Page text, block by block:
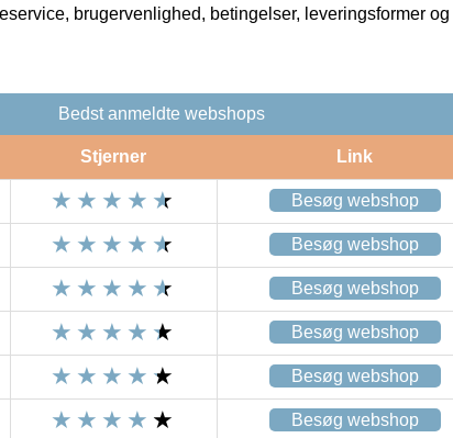
brugervenlighed, betingelser, leveringsformer og
Bedst anmeldte webshops
Stjerner Link
Besøg webshop
Besøg webshop
Besøg webshop
Besøg webshop
Besøg webshop
Besøg webshop